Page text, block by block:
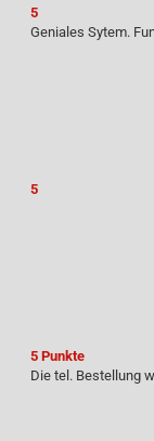
5
Geniales Sytem.
5
5 Punkte
Die tel. Bestellung